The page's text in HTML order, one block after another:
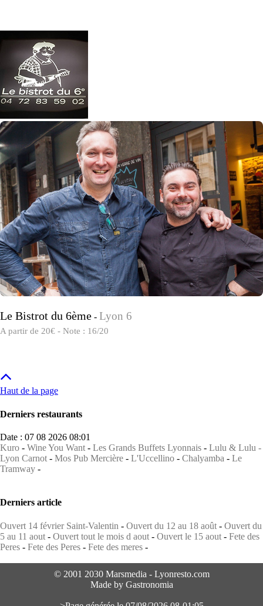
Le Bistrot du 6ème - Lyon 6
A partir de 20€ - Note : 16/20
Haut de la page
Derniers restaurants
Date : 07 08 2026 08:01
Kuro - Wine You Want - Les Grands Buffets Lyonnais - Lulu & Lulu -
Lyon Carnot - Mos Pub Mercière - L'Uccellino - Chalyamba - Le
Tramway -
Derniers article
Ouvert 14 février Saint-Valentin - Ouvert du 12 au 18 août - Ouvert du
5 au 11 aout - Ouvert tout le mois d aout - Ouvert le 15 aout - Fete des
Peres - Fete des Peres - Fete des meres -
© 2001 2030 Marsmedia - Lyonresto.com
Made by Gastronomia